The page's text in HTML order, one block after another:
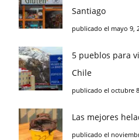
Santiago
publicado el mayo 9,
5 pueblos para
Chile
publicado el octubre
Las mejores
publicado el